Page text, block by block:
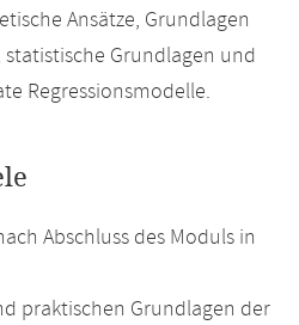
Ansätze, Grundlagen
Grundlagen und
Regressionsmodelle.
Abschluss des Moduls in
praktischen Grundlagen der